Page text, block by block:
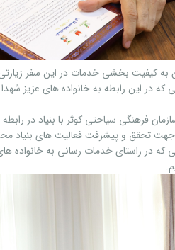
به کیفیت بخشی خدمات در این سفر
که در این رابطه به خانواده های عزیز
فرهنگی سیاحتی کوثر با بنیاد در
جهت تحقق و پیشرفت فعالیت های
که در راستای خدمات رسانی به خانواده